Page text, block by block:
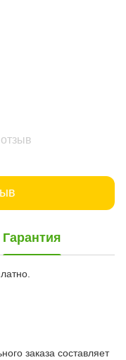
Гарантия
заказа составляет